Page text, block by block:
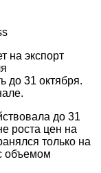
на экспорт
до 31 октября.
до 31
роста цен на
только на
объемом